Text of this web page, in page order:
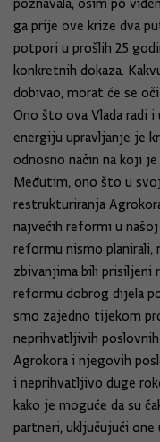
poznavala, osim po
ga prije ove krize dva
potpori u prošlih 25
konkretnih dokaza.
dobivao, morat će se
Ono što ova Vlada radi
energiju upravljanje je
odnosno način na koji
Međutim, ono što u
restrukturiranja
najvećih reformi u
reformu nismo planirali,
zbivanjima bili prisiljeni
reformu dobrog dijela
smo zajedno tijekom
neprihvatljivih
Agrokora i njegovih
i neprihvatljivo duge
kako je moguće da su
partneri, uključujući